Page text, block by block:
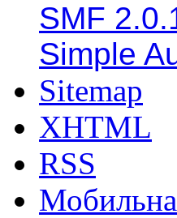
SMF
Simple
Sitemap
XHTML
RSS